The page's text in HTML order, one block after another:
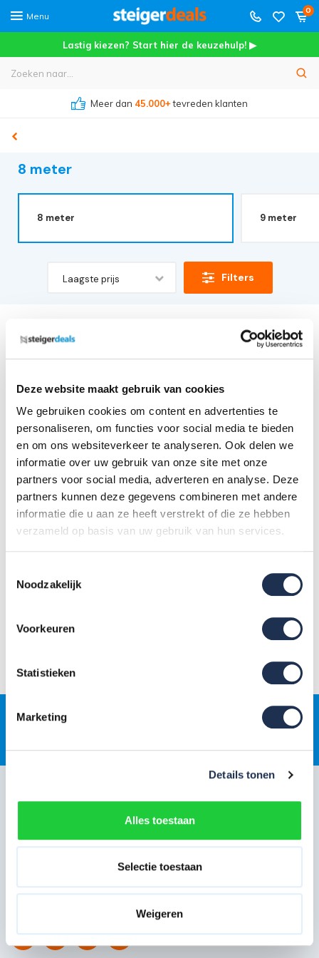
Deze website maakt gebruik van cookies
We gebruiken cookies om content en advertenties te
personaliseren, om functies voor social media te bieden
en om ons websiteverkeer te analyseren. Ook delen we
informatie over uw gebruik van onze site met onze
partners voor social media, adverteren en analyse. Deze
partners kunnen deze gegevens combineren met andere
informatie die u aan ze heeft verstrekt of die ze hebben
verzameld op basis van uw gebruik van hun services.
Noodzakelijk
Voorkeuren
Statistieken
Marketing
Details tonen
Alles toestaan
Selectie toestaan
Weigeren
Menu
0
Lastig kiezen? Start hier de keuzehulp! ▶
Meer dan 45.000+tevreden klanten
8 meter
8 meter 9 meter
Laagste prijs Filters
Altrex All Round driedelige
ladder ongecoat 3x12
treden
448,- 435,- (ex. btw)
In mijn winkelwagen
Snel regelen in je account
Hulp en inspiratie